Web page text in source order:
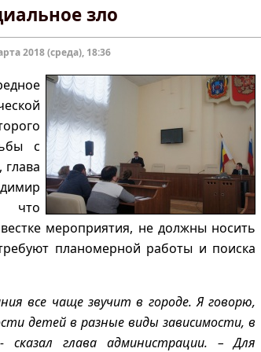
зло
2018 (среда), 18:36
с
что
мероприятия, не должны носить
планомерной работы и поиска
все чаще звучит в городе. Я говорю,
детей в разные виды зависимости, в
сказал глава администрации. – Для